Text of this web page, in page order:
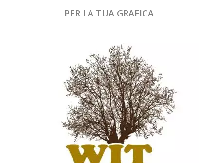
PER LA TUA GRAFICA